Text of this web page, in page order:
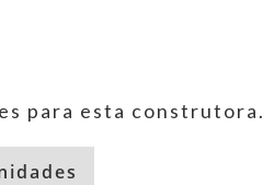
para esta construtora.